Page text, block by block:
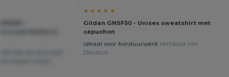
★ ★ ★ ★ ★
Gildan GNSF50 - Unisex sweatshirt met
capuchon
ideaal voor borduurwerk Vertaald van
Deutsch